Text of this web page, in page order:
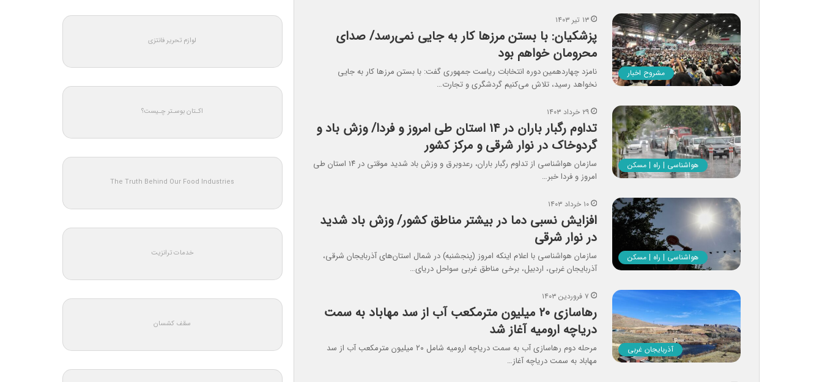
مشروح اخبار
۱۳ تیر ۱۴۰۳
پزشکیان: با بستن مرزها کار به جایی نمی‌رسد/ صدای
محرومان خواهم بود
نامزد چهاردهمین دوره انتخابات ریاست جمهوری گفت: با بستن مرزها کار به جایی
نخواهد رسید، تلاش می‌کنیم گردشگری و تجارت…
هواشناسی | راه | مسکن
۲۹ خرداد ۱۴۰۳
تداوم رگبار باران در ۱۴ استان طی امروز و فردا/ وزش باد و
گردوخاک در نوار شرقی و مرکز کشور
سازمان هواشناسی از تداوم رگبار باران، رعدوبرق و وزش باد شدید موقتی در ۱۴ استان طی
امروز و فردا خبر…
هواشناسی | راه | مسکن
۱۰ خرداد ۱۴۰۳
افزایش نسبی دما در بیشتر مناطق کشور/ وزش باد شدید
در نوار شرقی
سازمان هواشناسی با اعلام اینکه امروز (پنجشنبه) در شمال استان‌های آذربایجان شرقی،
آذربایجان غربی، اردبیل، برخی مناطق غربی سواحل دریای…
آذربایجان غربی
۷ فروردین ۱۴۰۳
رهاسازی ۲۰ میلیون مترمکعب آب از سد مهاباد به سمت
دریاچه ارومیه آغاز شد
مرحله دوم رهاسازی آب به سمت دریاچه ارومیه شامل ۲۰ میلیون مترمکعب آب از سد
مهاباد به سمت دریاچه آغاز…
لوازم تحریر فانتزی
اکـتان بوسـتر چـیست؟
The Truth Behind Our Food Industries
خدمات ترانزیت
سقف کشسان